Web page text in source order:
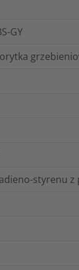
GY
styrenu z